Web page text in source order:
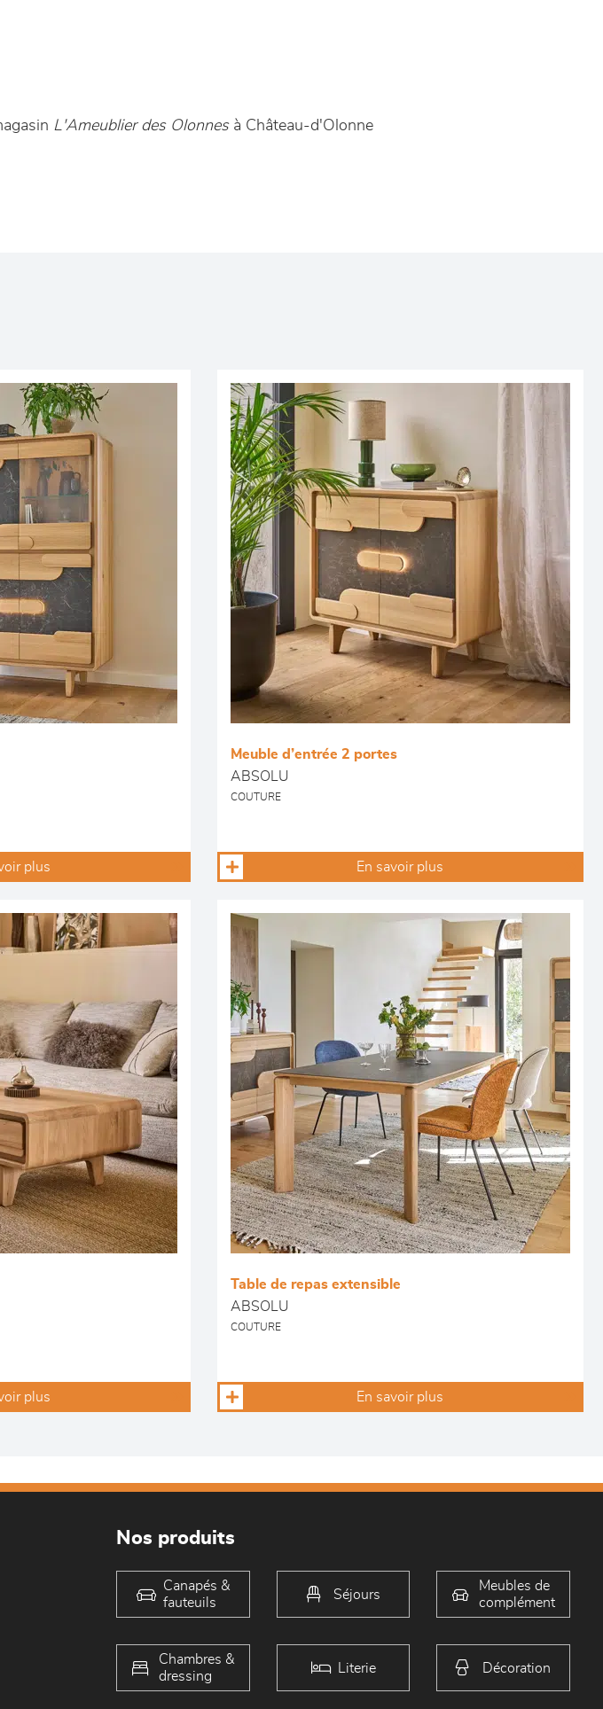
L'Ameublier des Olonnesà Château-d'Olonne
plus
Meuble d’entrée 2 portes
ABSOLU
COUTURE
En savoir plus
plus
Table de repas extensible
ABSOLU
COUTURE
En savoir plus
Nos produits
Canapés &
fauteuils
Séjours
Meubles de
complément
Chambres &
dressing
Literie Décoration